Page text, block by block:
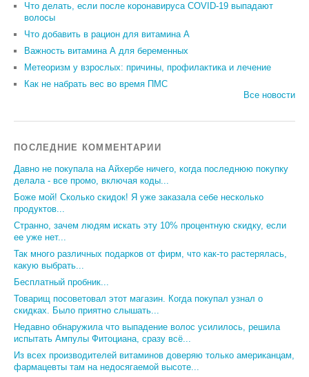
Что делать, если после коронавируса COVID-19 выпадают
волосы
Что добавить в рацион для витамина А
Важность витамина А для беременных
Метеоризм у взрослых: причины, профилактика и лечение
Как не набрать вес во время ПМС
Все новости
ПОСЛЕДНИЕ КОММЕНТАРИИ
Давно не покупала на Айхербе ничего, когда последнюю покупку
делала - все промо, включая коды...
Боже мой! Сколько скидок! Я уже заказала себе несколько
продуктов...
Странно, зачем людям искать эту 10% процентную скидку, если
ее уже нет...
Так много различных подарков от фирм, что как-то растерялась,
какую выбрать...
Бесплатный пробник...
Товарищ посоветовал этот магазин. Когда покупал узнал о
скидках. Было приятно слышать...
Недавно обнаружила что выпадение волос усилилось, решила
испытать Ампулы Фитоциана, сразу всё...
Из всех производителей витаминов доверяю только американцам,
фармацевты там на недосягаемой высоте...